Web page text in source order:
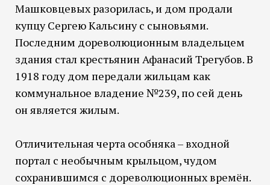
Машковцевых разорилась, и дом продали
купцу Сергею Кальсину с сыновьями.
Последним дореволюционным владельцем
здания стал крестьянин Афанасий Трегубов. В
1918 году дом передали жильцам как
коммунальное владение №239, по сей день
он является жилым.
Отличительная черта особняка – входной
портал с необычным крыльцом, чудом
сохранившимся с дореволюционных времён.